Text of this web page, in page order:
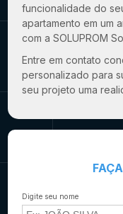
funcionalidade do
apartamento em um
com a SOLUPROM
Entre em contato
personalizado para
seu projeto uma
Digite seu nome